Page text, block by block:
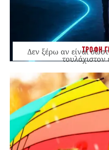
ΤΡΟΦΗ
Δεν ξέρω αν είναι
τουλάχιστον